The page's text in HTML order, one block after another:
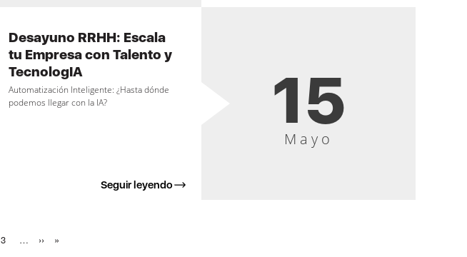
15
Mayo
Desayuno RRHH: Escala
tu Empresa con Talento y
TecnologIA
Automatización Inteligente: ¿Hasta dónde
podemos llegar con la IA?
Seguir leyendo
Página
3 …
Siguiente
››
Última
»